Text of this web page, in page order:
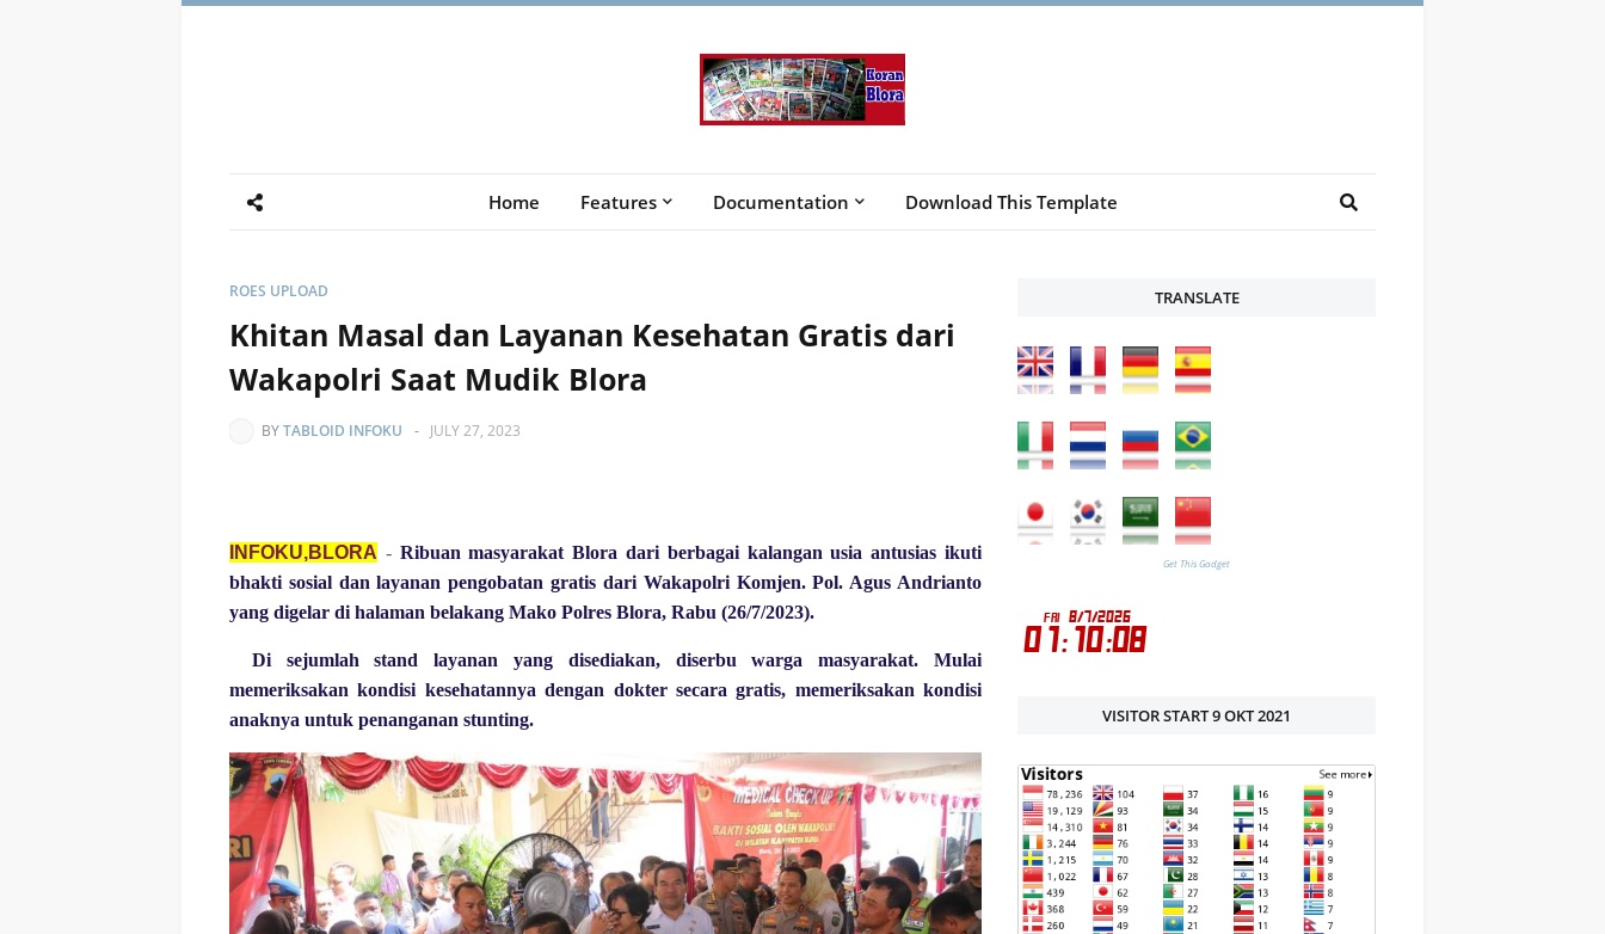
Home Features Documentation Download This Template
ROES UPLOAD
Khitan Masal dan Layanan Kesehatan Gratis dari
Wakapolri Saat Mudik Blora
BYTABLOID INFOKU - JULY 27, 2023
INFOKU,BLORA - Ribuan masyarakat Blora dari berbagai kalangan usia antusias ikuti
bhakti sosial dan layanan pengobatan gratis dari Wakapolri Komjen. Pol. Agus Andrianto
yang digelar di halaman belakang Mako Polres Blora, Rabu (26/7/2023).
Di sejumlah stand layanan yang disediakan, diserbu warga masyarakat. Mulai
memeriksakan kondisi kesehatannya dengan dokter secara gratis, memeriksakan kondisi
anaknya untuk penanganan stunting.
TRANSLATE
Get This Gadget
VISITOR START 9 OKT 2021